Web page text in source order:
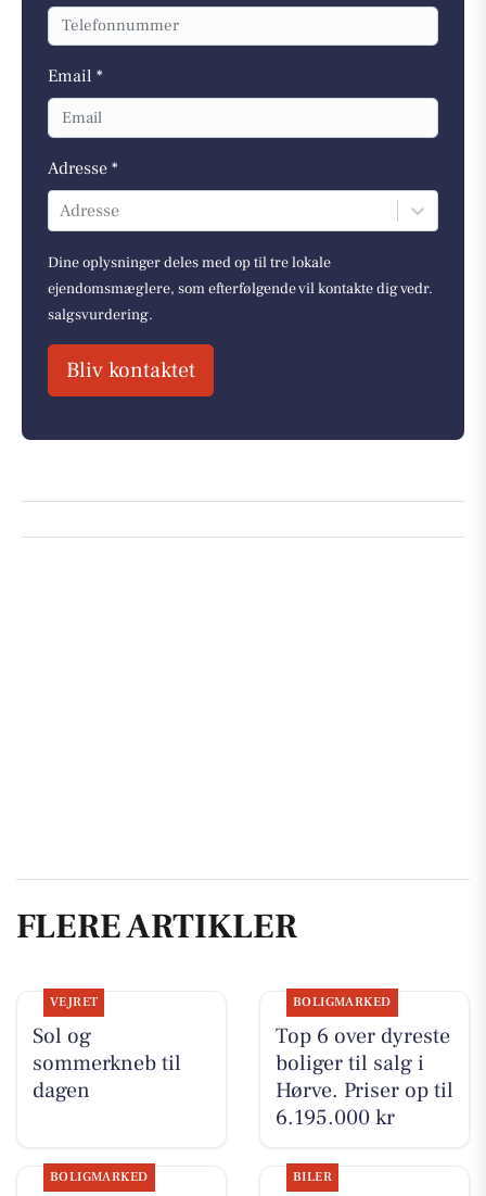
Email *
Adresse *
Adresse
Dine oplysninger deles med op til tre lokale
ejendomsmæglere, som efterfølgende vil kontakte dig vedr.
salgsvurdering.
Bliv kontaktet
FLERE ARTIKLER
VEJRET
Sol og
sommerkneb til
dagen
BOLIGMARKED
Top 6 over dyreste
boliger til salg i
Hørve. Priser op til
6.195.000 kr
BOLIGMARKED BILER